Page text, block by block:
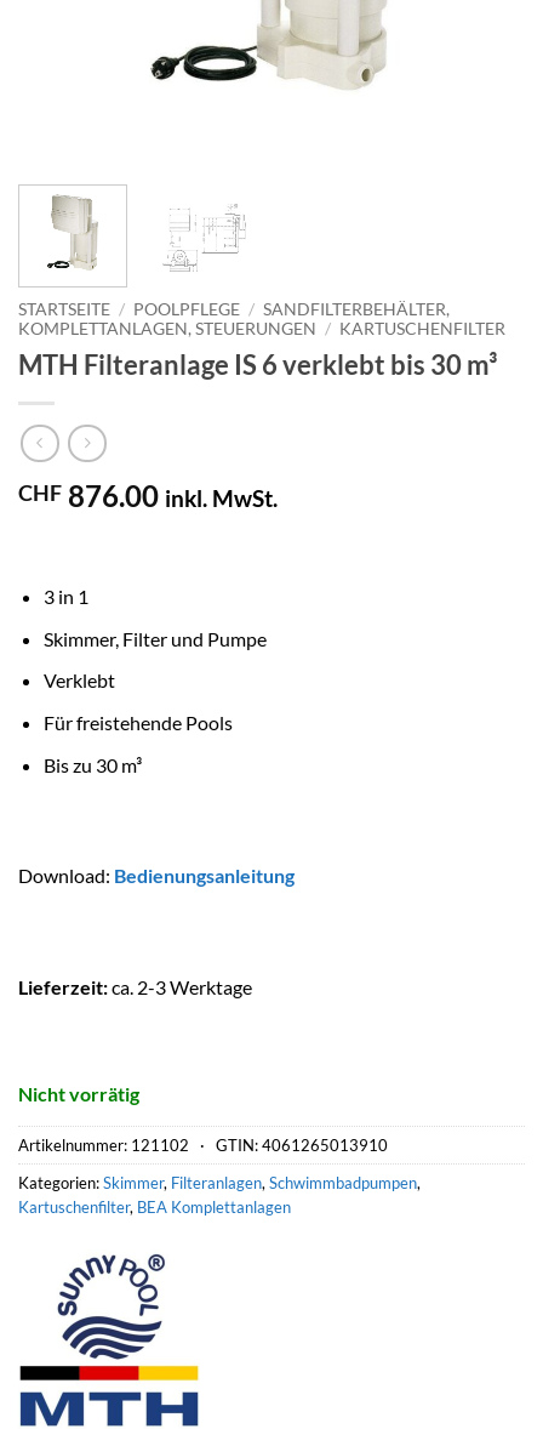
STARTSEITE / POOLPFLEGE / SANDFILTERBEHÄLTER,
KOMPLETTANLAGEN, STEUERUNGEN / KARTUSCHENFILTER
MTH Filteranlage IS 6 verklebt bis 30 m³
CHF 876.00 inkl. MwSt.
3 in 1
Skimmer, Filter und Pumpe
Verklebt
Für freistehende Pools
Bis zu 30 m³
Download: Bedienungsanleitung
Lieferzeit:ca. 2-3 Werktage
Nicht vorrätig
Artikelnummer: 121102 · GTIN: 4061265013910
Kategorien:Skimmer, Filteranlagen,Schwimmbadpumpen,
Kartuschenfilter, BEA Komplettanlagen